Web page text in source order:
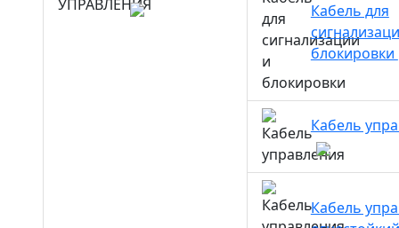
Кабель для
блокировки
Кабель
Кабель